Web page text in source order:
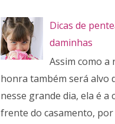
Dicas de
daminhas
Assim como a
honra também será alvo
nesse grande dia, ela é a
frente do casamento, por